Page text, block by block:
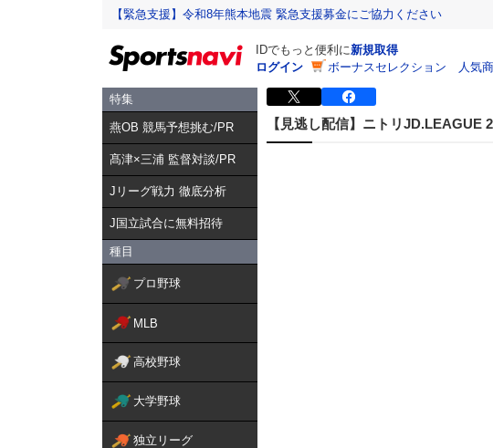
【緊急支援】令和8年熊本地震 緊急支援募金にご協力ください
IDでもっと便利に新規取得
ログイン
ボーナスセレクション 人気
特集
燕OB 競馬予想挑む/PR
髙津×三浦 監督対談/PR
Jリーグ戦力 徹底分析
J国立試合に無料招待
種目
プロ野球
MLB
高校野球
大学野球
独立リーグ
【見逃し配信】ニトリJD.LEAGUE